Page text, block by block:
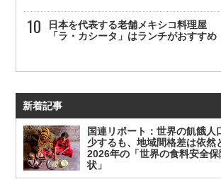
日本を代表する老舗メキシコ料理屋
「ラ・カシータ」はランチがおすすめ
新着記事
国連リポート：世界の飢餓人
少するも、地域間格差は依然
2026年の「世界の食料安全
状」